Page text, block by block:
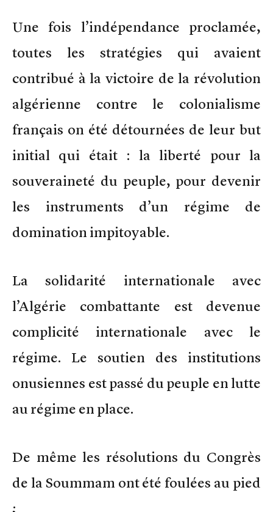
Une fois l’indépendance proclamée,
toutes les stratégies qui avaient
contribué à la victoire de la révolution
algérienne contre le colonialisme
français on été détournées de leur but
initial qui était : la liberté pour la
souveraineté du peuple, pour devenir
les instruments d’un régime de
domination impitoyable.
La solidarité internationale avec
l’Algérie combattante est devenue
complicité internationale avec le
régime. Le soutien des institutions
onusiennes est passé du peuple en lutte
au régime en place.
De même les résolutions du Congrès
de la Soummam ont été foulées au pied
;